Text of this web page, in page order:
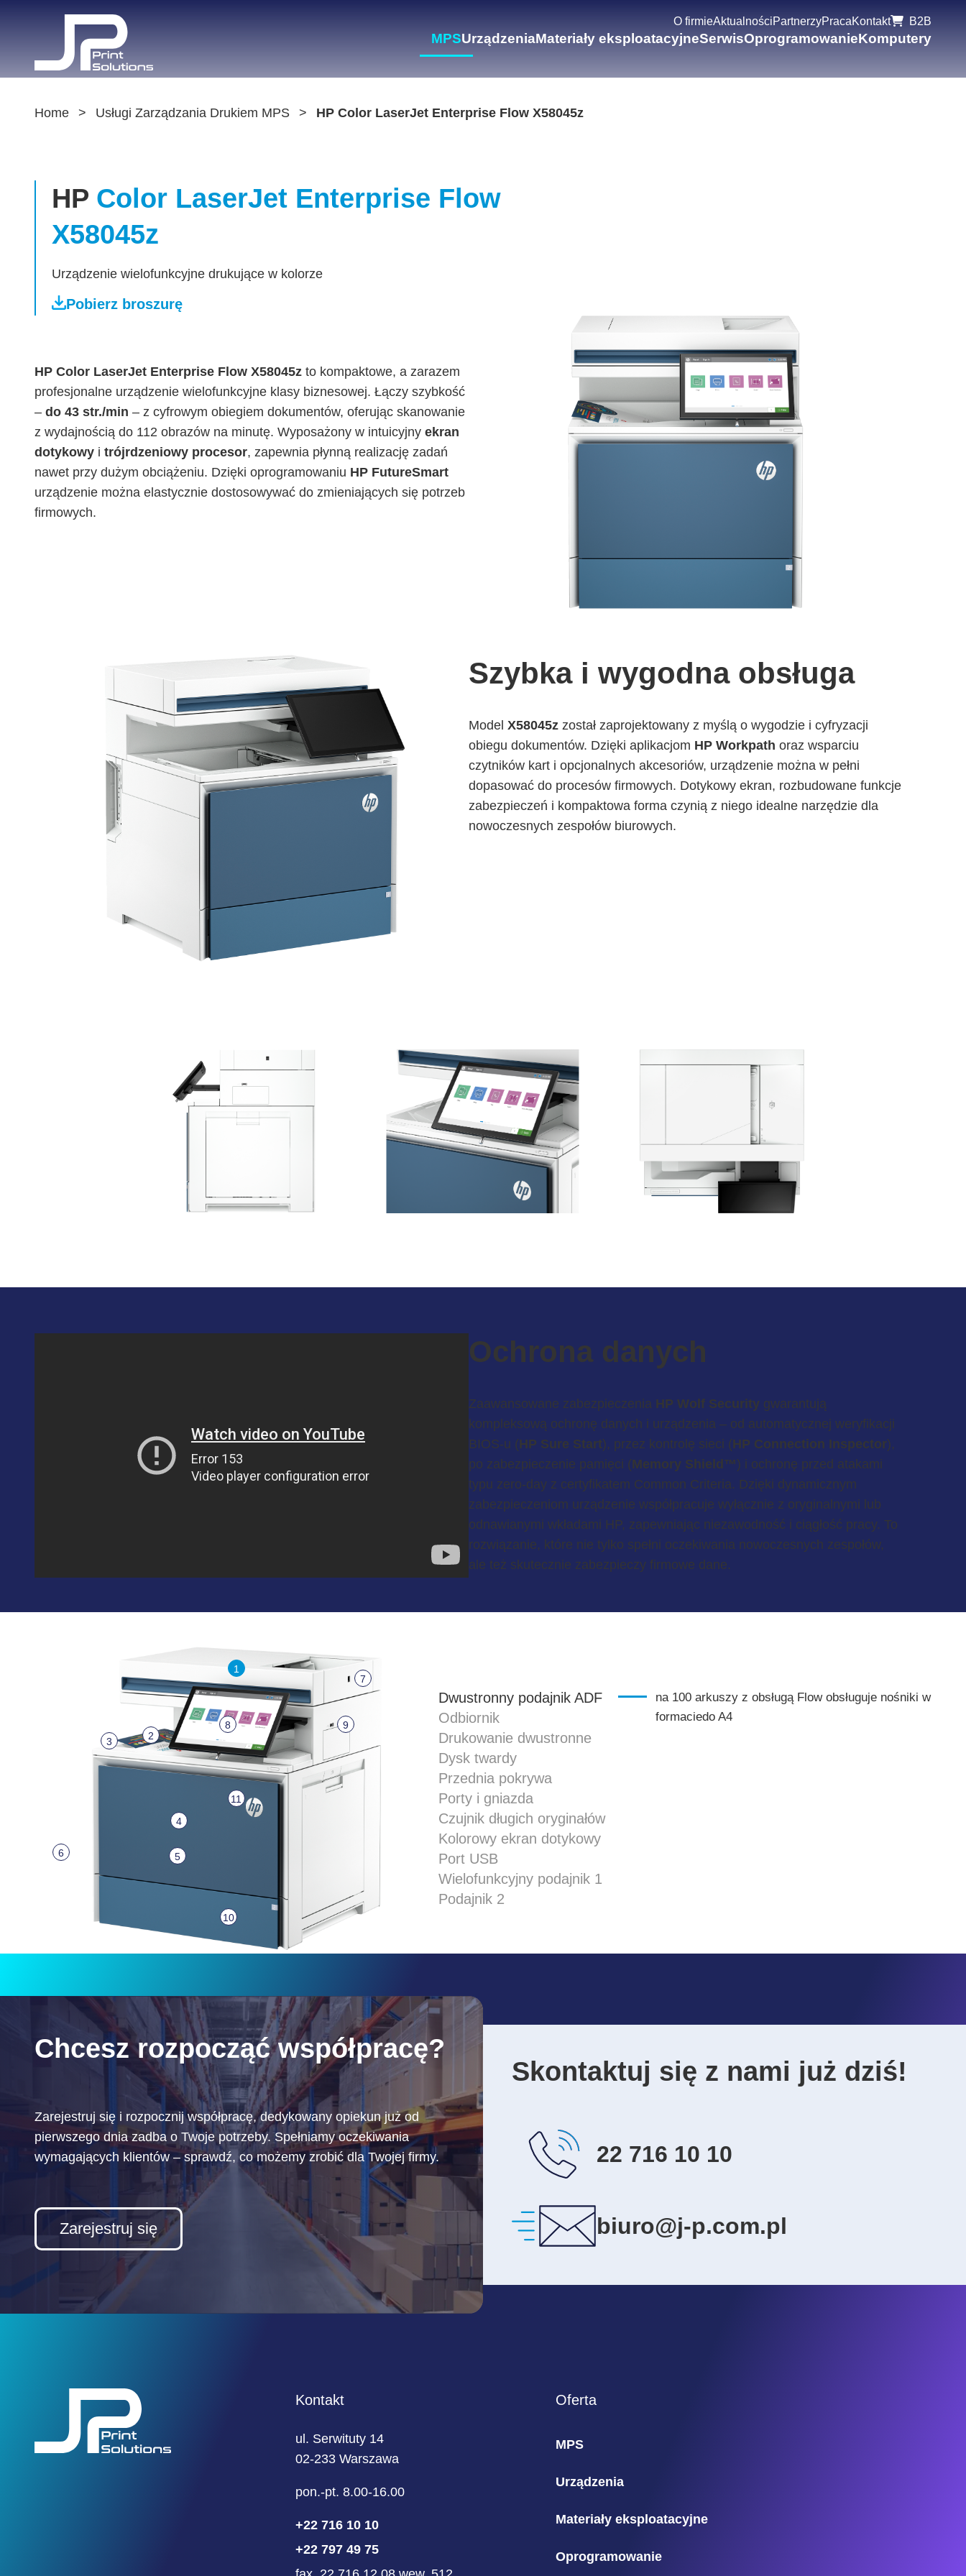
O firmieAktualnościPartnerzyPracaKontakt B2B
MPSUrządzeniaMateriały eksploatacyjneSerwisOprogramowanieKomputery
Home Usługi Zarządzania Drukiem MPS HP Color LaserJet Enterprise Flow X58045z
HP Color LaserJet Enterprise Flow
X58045z
Urządzenie wielofunkcyjne drukujące w kolorze
Pobierz broszurę
HP Color LaserJet Enterprise Flow X58045z to kompaktowe, a zarazem
profesjonalne urządzenie wielofunkcyjne klasy biznesowej. Łączy szybkość
– do 43 str./min – z cyfrowym obiegiem dokumentów, oferując skanowanie
z wydajnością do 112 obrazów na minutę. Wyposażony w intuicyjny ekran
dotykowy i trójrdzeniowy procesor, zapewnia płynną realizację zadań
nawet przy dużym obciążeniu. Dzięki oprogramowaniu HP FutureSmart
urządzenie można elastycznie dostosowywać do zmieniających się potrzeb
firmowych.
Szybka i wygodna obsługa
Model X58045z został zaprojektowany z myślą o wygodzie i cyfryzacji
obiegu dokumentów. Dzięki aplikacjom HP Workpath oraz wsparciu
czytników kart i opcjonalnych akcesoriów, urządzenie można w pełni
dopasować do procesów firmowych. Dotykowy ekran, rozbudowane funkcje
zabezpieczeń i kompaktowa forma czynią z niego idealne narzędzie dla
nowoczesnych zespołów biurowych.
Ochrona danych
Zaawansowane zabezpieczenia HP Wolf Security gwarantują
kompleksową ochronę danych i urządzenia – od automatycznej weryfikacji
BIOS-u (HP Sure Start), przez kontrolę sieci (HP Connection Inspector),
po zabezpieczenie pamięci (Memory Shield™) i ochronę przed atakami
typu zero-day z certyfikatem Common Criteria. Dzięki dynamicznym
zabezpieczeniom urządzenie współpracuje wyłącznie z oryginalnymi lub
odnawianymi wkładami HP, zapewniając niezawodność i ciągłość pracy. To
rozwiązanie, które nie tylko spełni oczekiwania nowoczesnych zespołów,
ale też skutecznie zabezpieczy firmowe dane.
1
2
3
4
5
6
7
8 9
10
11
Dwustronny podajnik ADF
na 100 arkuszy z obsługą Flow obsługuje nośniki w
formaciedo A4
Odbiornik
Drukowanie dwustronne
Dysk twardy
Przednia pokrywa
Porty i gniazda
Czujnik długich oryginałów
Kolorowy ekran dotykowy
Port USB
Wielofunkcyjny podajnik 1
Podajnik 2
Chcesz rozpocząć współpracę?
Zarejestruj się i rozpocznij współpracę, dedykowany opiekun już od
pierwszego dnia zadba o Twoje potrzeby. Spełniamy oczekiwania
wymagających klientów – sprawdź, co możemy zrobić dla Twojej firmy.
Zarejestruj się
Skontaktuj się z nami już dziś!
22 716 10 10
biuro@j-p.com.pl
Kontakt
ul. Serwituty 14
02-233 Warszawa
pon.-pt. 8.00-16.00
+22 716 10 10
+22 797 49 75
Oferta
MPS
Urządzenia
Materiały eksploatacyjne
Oprogramowanie